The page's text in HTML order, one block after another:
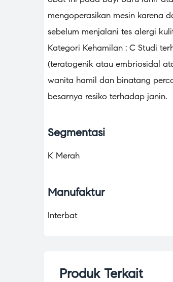
mengoperasikan mesin karena
sebelum menjalani tes alergi
Kategori Kehamilan : C Studi
(teratogenik atau embriosidal
wanita hamil dan binatang
besarnya resiko terhadap janin.
Segmentasi
K Merah
Manufaktur
Interbat
Produk Terkait